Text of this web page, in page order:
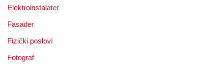
Elektroinstalater
Fasader
Fizički poslovi
Fotograf